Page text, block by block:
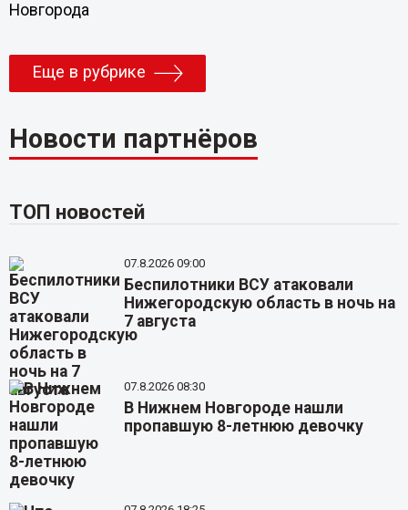
Новгорода
Еще в рубрике
Новости партнёров
ТОП новостей
07.8.2026 09:00
Беспилотники ВСУ атаковали
Нижегородскую область в ночь на
7 августа
07.8.2026 08:30
В Нижнем Новгороде нашли
пропавшую 8-летнюю девочку